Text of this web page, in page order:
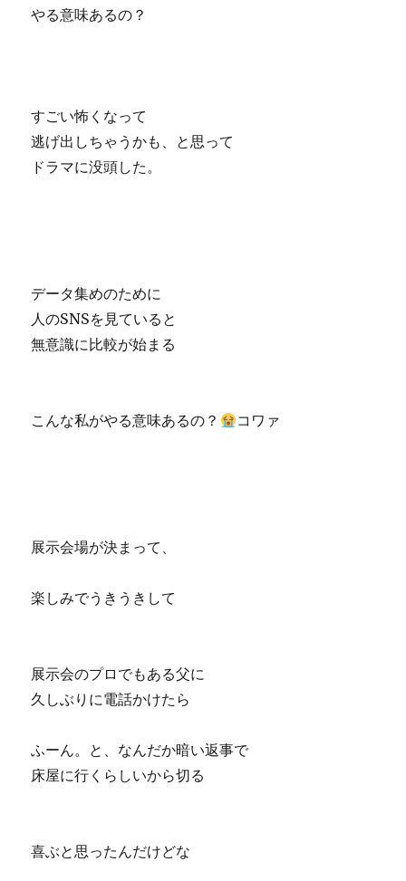
やる意味あるの？
すごい怖くなって
逃げ出しちゃうかも、と思って
ドラマに没頭した。
データ集めのために
人のSNSを見ていると
無意識に比較が始まる
こんな私がやる意味あるの？ コワァ
展示会場が決まって、
楽しみでうきうきして
展示会のプロでもある父に
久しぶりに電話かけたら
ふーん。と、なんだか暗い返事で
床屋に行くらしいから切る
喜ぶと思ったんだけどな